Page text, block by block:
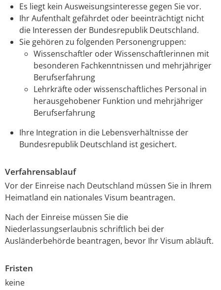
Es liegt kein Ausweisungsinteresse gegen Sie vor.
Ihr Aufenthalt gefährdet oder beeinträchtigt nicht
die Interessen der Bundesrepublik Deutschland.
Sie gehören zu folgenden Personengruppen:
Wissenschaftler oder Wissenschaftlerinnen mit
besonderen Fachkenntnissen und mehrjähriger
Berufserfahrung
Lehrkräfte oder wissenschaftliches Personal in
herausgehobener Funktion und mehrjähriger
Berufserfahrung
Ihre Integration in die Lebensverhältnisse der
Bundesrepublik Deutschland ist gesichert.
Verfahrensablauf
Vor der Einreise nach Deutschland müssen Sie in Ihrem
Heimatland ein nationales Visum beantragen.
Nach der Einreise müssen Sie die
Niederlassungserlaubnis schriftlich bei der
Ausländerbehörde beantragen, bevor Ihr Visum abläuft.
Fristen
keine